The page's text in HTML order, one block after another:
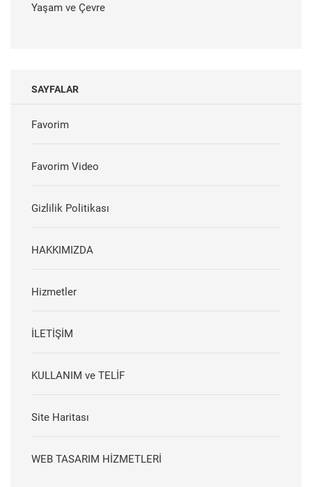
Yaşam ve Çevre
SAYFALAR
Favorim
Favorim Video
Gizlilik Politikası
HAKKIMIZDA
Hizmetler
İLETİŞİM
KULLANIM ve TELİF
Site Haritası
WEB TASARIM HİZMETLERİ